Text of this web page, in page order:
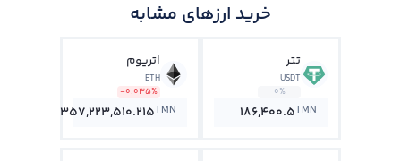
خرید ارزهای مشابه
تتر
USDT
0%
186,400.5TMN
اتریوم
ETH
-0.035%
357,223,510.215TMN